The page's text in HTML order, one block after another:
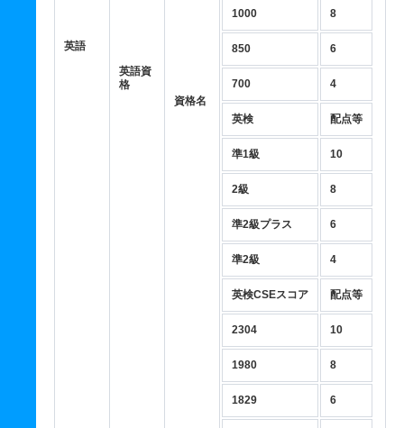
英語
英語資
格
資格名
1000 8
850 6
700 4
英検 配点等
準1級 10
2級 8
準2級プラス 6
準2級 4
英検CSEスコア 配点等
2304 10
1980 8
1829 6